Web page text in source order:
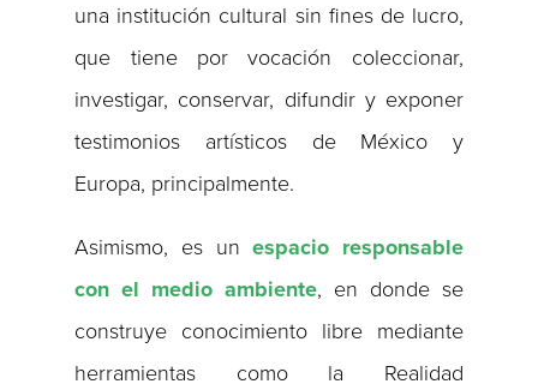
una institución cultural sin fines de lucro,
que tiene por vocación coleccionar,
investigar, conservar, difundir y exponer
testimonios artísticos de México y
Europa, principalmente.
Asimismo, es unespacio responsable
con el medio ambiente, en donde se
construye conocimiento libre mediante
herramientas como la Realidad